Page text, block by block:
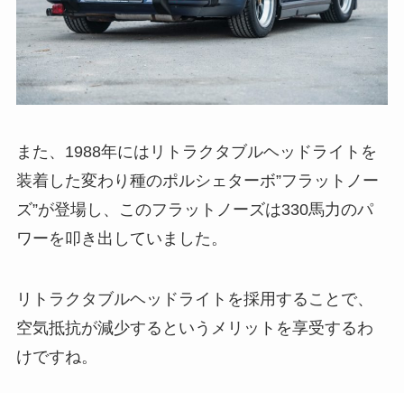
また、1988年にはリトラクタブルヘッドライトを
装着した変わり種のポルシェターボ”フラットノー
ズ”が登場し、このフラットノーズは330馬力のパ
ワーを叩き出していました。
リトラクタブルヘッドライトを採用することで、
空気抵抗が減少するというメリットを享受するわ
けですね。